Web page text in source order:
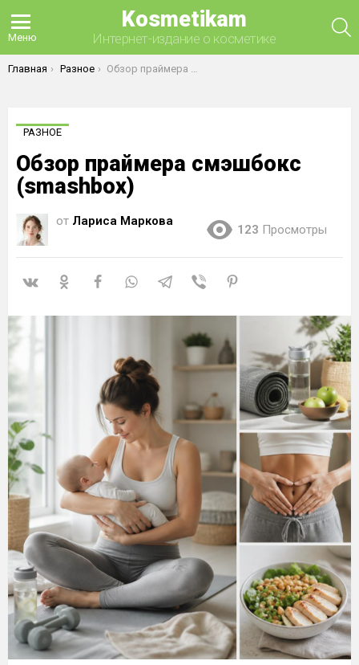
Меню
Kosmetikam
Интернет-издание о косметике
Вы здесь:
Главная Разное Обзор праймера смэшбокс (smashbox)
РАЗНОЕ
Обзор праймера смэшбокс
(smashbox)
от Лариса Маркова
123 Просмотры